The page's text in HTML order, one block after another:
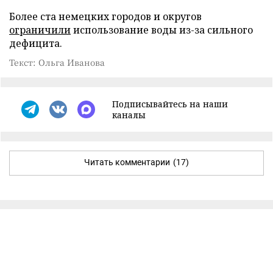
Более ста немецких городов и округов
ограничилииспользование воды из-за сильного
дефицита.
Текст: Ольга Иванова
Подписывайтесь на наши
каналы
Читать комментарии (17)